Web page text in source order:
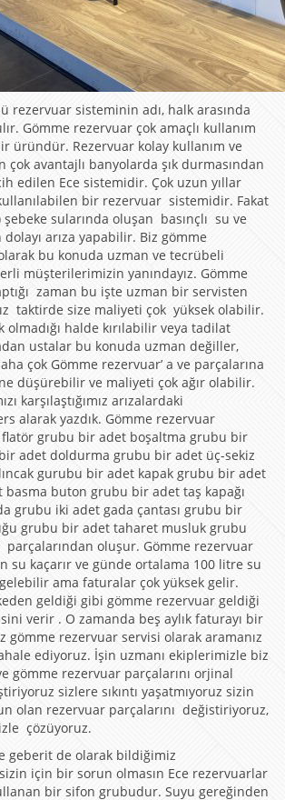
rezervuar sisteminin adı, halk arasında
Gömme rezervuar çok amaçlı kullanım
üründür. Rezervuar kolay kullanım ve
çok avantajlı banyolarda şık durmasından
edilen Ece sistemidir. Çok uzun yıllar
bir rezervuar sistemidir. Fakat
sularında oluşan basınçlı su ve
dolayı arıza yapabilir. Biz gömme
bu konuda uzman ve tecrübeli
müşterilerimizin yanındayız. Gömme
zaman bu işte uzman bir servisten
taktirde size maliyeti çok yüksek olabilir.
olmadığı halde kırılabilir veya tadilat
ustalar bu konuda uzman değiller,
çok Gömme rezervuar’ a ve parçalarına
düşürebilir ve maliyeti çok ağır olabilir.
karşılaştığımız arızalardaki
alarak yazdık. Gömme rezervuar
flatör grubu bir adet boşaltma grubu bir
adet doldurma grubu bir adet üç-sekiz
gurubu bir adet kapak grubu bir adet
buton grubu bir adet taş kapağı
grubu iki adet gada çantası grubu bir
grubu bir adet taharet musluk grubu
oluşur. Gömme rezervuar
su kaçarır ve günde ortalama 100 litre su
gelebilir ama faturalar çok yüksek gelir.
geldiği gibi gömme rezervuar geldiği
verir . O zamanda beş aylık faturayı bir
gömme rezervuar servisi olarak aramanız
ediyoruz. İşin uzmanı ekiplerimizle biz
gömme rezervuar parçalarını orjinal
sizlere sıkıntı yaşatmıyoruz sizin
olan rezervuar parçalarını değistiriyoruz,
çözüyoruz.
geberit de olarak bildiğimiz
için bir sorun olmasın Ece rezervuarlar
bir sifon grubudur. Suyu gereğinden